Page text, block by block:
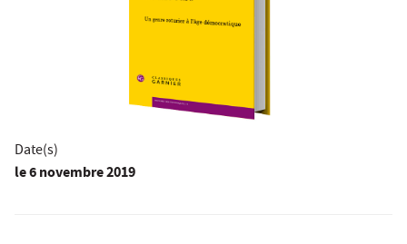
Date(s)
le6 novembre 2019